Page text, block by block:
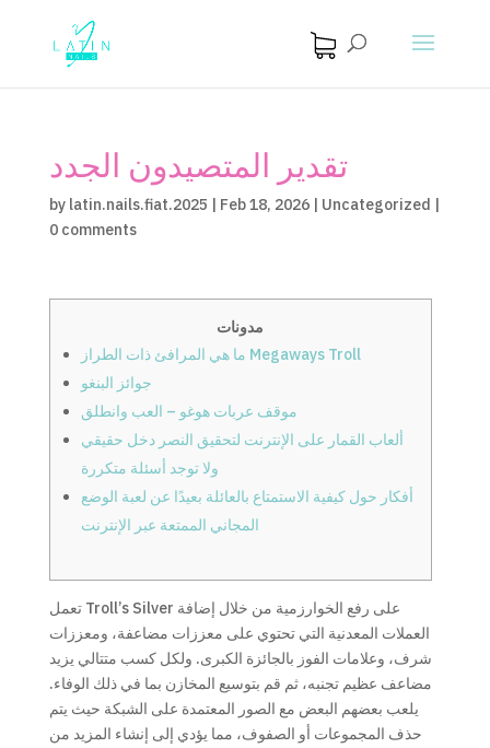
تقدير المتصيدون الجدد
by latin.nails.fiat.2025 | Feb 18, 2026| Uncategorized |
0 comments
مدونات
ما هي المرافئ ذات الطراز Megaways Troll
جوائز البنغو
موقف عربات هوغو – العب وانطلق
ألعاب القمار على الإنترنت لتحقيق النصر دخل حقيقي
ولا توجد أسئلة متكررة
أفكار حول كيفية الاستمتاع بالعائلة بعيدًا عن لعبة الوضع
المجاني الممتعة عبر الإنترنت
تعمل Troll’s Silver على رفع الخوارزمية من خلال إضافة
العملات المعدنية التي تحتوي على معززات مضاعفة، ومعززات
شرف، وعلامات الفوز بالجائزة الكبرى. ولكل كسب متتالي يزيد
مضاعف عظيم تجنبه، ثم قم بتوسيع المخازن بما في ذلك الوفاء.
يلعب بعضهم البعض مع الصور المعتمدة على الشبكة حيث يتم
حذف المجموعات أو الصفوف، مما يؤدي إلى إنشاء المزيد من